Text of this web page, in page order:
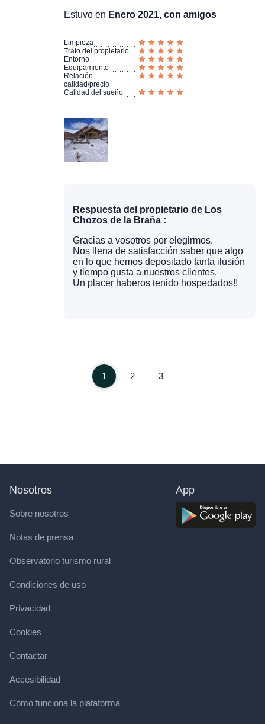
Estuvo en Enero 2021, con amigos
Limpieza
Trato del propietario
Entorno
Equipamiento
Relación
calidad/precio
Calidad del sueño
Respuesta del propietario de Los
Chozos de la Braña :
Gracias a vosotros por elegirmos.
Nos llena de satisfacción saber que algo
en lo que hemos depositado tanta ilusión
y tiempo gusta a nuestros clientes.
Un placer haberos tenido hospedados!!
1 2 3
Nosotros
Sobre nosotros
Notas de prensa
Observatorio turismo rural
Condiciones de uso
Privacidad
Cookies
Contactar
Accesibilidad
Cómo funciona la plataforma
App